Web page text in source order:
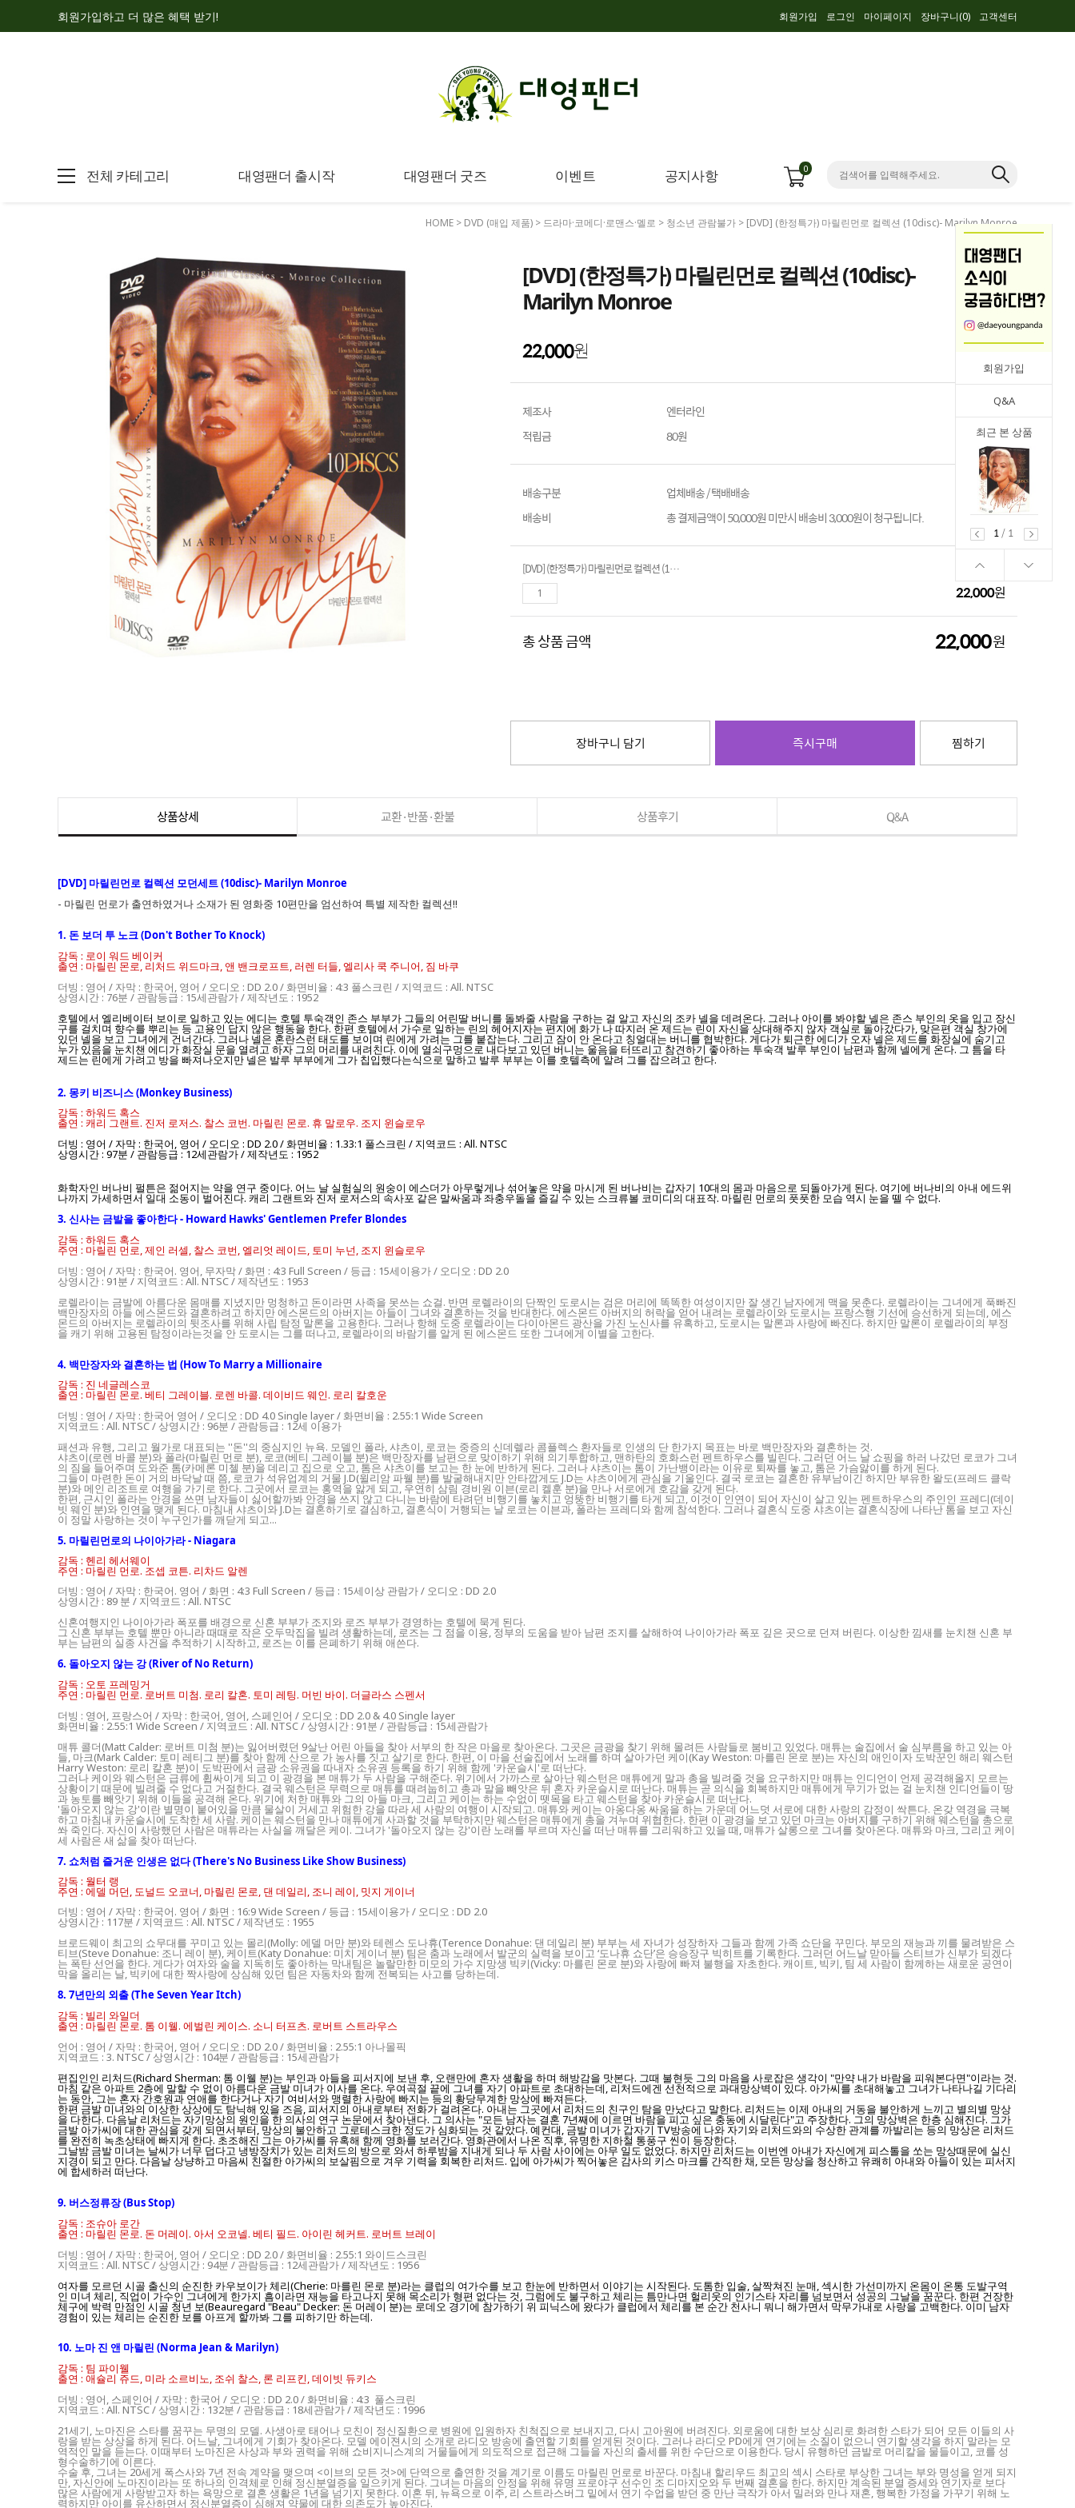
회원가입하고 더 많은 혜택 받기! 회원가입 로그인 마이페이지 장바구니(0) 고객센터
전체 카테고리 대영팬더 출시작 대영팬더 굿즈 이벤트 공지사항 0
회원가입
Q&A
최근 본 상품
1
/ 1
HOME > DVD (매입 제품) > 드라마·코메디·로맨스·멜로 > 청소년 관람불가 > [DVD] (한정특가) 마릴린먼로 컬렉션 (10disc)- Marilyn Monroe
[DVD] (한정특가) 마릴린먼로 컬렉션 (10disc)-
Marilyn Monroe
22,000원
제조사
엔터라인
적립금
80원
배송구분
업체배송 / 택배배송
배송비
총 결제금액이 50,000원 미만시 배송비 3,000원이 청구됩니다.
[DVD] (한정특가) 마릴린먼로 컬렉션 (10disc)- Marilyn Monroe
22,000원
총 상품 금액 22,000원
장바구니 담기 즉시구매 찜하기
상품상세 교환·반품·환불 상품후기 Q&A
[DVD] 마릴린먼로 컬렉션 모던세트 (10disc)- Marilyn Monroe
- 마릴린 먼로가 출연하였거나 소재가 된 영화중 10편만을 엄선하여 특별 제작한 컬렉션!!
1. 돈 보더 투 노크 (Don't Bother To Knock)
감독 : 로이 워드 베이커
출연 : 마릴린 몬로, 리처드 위드마크, 앤 밴크로프트, 러렌 터들, 엘리사 쿡 주니어, 짐 바쿠
더빙 : 영어 / 자막 : 한국어, 영어 / 오디오 : DD 2.0 / 화면비율 : 4:3 풀스크린 / 지역코드 : All. NTSC
상영시간 : 76분 / 관람등급 : 15세관람가 / 제작년도 : 1952
호텔에서 엘리베이터 보이로 일하고 있는 에디는 호텔 투숙객인 존스 부부가 그들의 어린딸 버니를 돌봐줄 사람을 구하는 걸 알고 자신의 조카 넬을 데려온다. 그러나 아이를 봐야할 넬은 존스 부인의 옷을 입고 장신
구를 걸치며 향수를 뿌리는 등 고용인 답지 않은 행동을 한다. 한편 호텔에서 가수로 일하는 린의 헤어지자는 편지에 화가 나 따지러 온 제드는 린이 자신을 상대해주지 않자 객실로 돌아갔다가, 맞은편 객실 창가에
있던 넬을 보고 그녀에게 건너간다. 그러나 넬은 혼란스런 태도를 보이며 린에게 가려는 그를 붙잡는다. 그리고 잠이 안 온다고 칭얼대는 버니를 협박한다. 게다가 퇴근한 에디가 오자 넬은 제드를 화장실에 숨기고
누가 있음을 눈치챈 에디가 화장실 문을 열려고 하자 그의 머리를 내려친다. 이에 열쇠구멍으로 내다보고 있던 버니는 울음을 터뜨리고 참견하기 좋아하는 투숙객 발루 부인이 남편과 함께 넬에게 온다. 그 틈을 타
제드는 린에게 가려고 방을 빠져나오지만 넬은 발루 부부에게 그가 칩입했다는식으로 말하고 발루 부부는 이를 호텔측에 알려 그를 잡으려고 한다.
2. 몽키 비즈니스 (Monkey Business)
감독 : 하워드 혹스
출연 : 캐리 그랜트. 진저 로저스. 찰스 코번. 마릴린 몬로. 휴 말로우. 조지 윈슬로우
더빙 : 영어 / 자막 : 한국어, 영어 / 오디오 : DD 2.0 / 화면비율 : 1.33:1 풀스크린 / 지역코드 : All. NTSC
상영시간 : 97분 / 관람등급 : 12세관람가 / 제작년도 : 1952
화학자인 버나비 펄튼은 젊어지는 약을 연구 중이다. 어느 날 실험실의 원숭이 에스더가 아무렇게나 섞어놓은 약을 마시게 된 버나비는 갑자기 10대의 몸과 마음으로 되돌아가게 된다. 여기에 버나비의 아내 에드위
나까지 가세하면서 일대 소동이 벌어진다. 캐리 그랜트와 진저 로저스의 속사포 같은 말싸움과 좌충우돌을 즐길 수 있는 스크류볼 코미디의 대표작. 마릴린 먼로의 풋풋한 모습 역시 눈을 뗄 수 없다.
3. 신사는 금발을 좋아한다 - Howard Hawks' Gentlemen Prefer Blondes
감독 : 하워드 혹스
주연 : 마릴린 먼로, 제인 러셀, 찰스 코번, 엘리엇 레이드, 토미 누넌, 조지 윈슬로우
더빙 : 영어 / 자막 : 한국어. 영어, 무자막 / 화면 : 4:3 Full Screen / 등급 : 15세이용가 / 오디오 : DD 2.0
상영시간 : 91분 / 지역코드 : All. NTSC / 제작년도 : 1953
로렐라이는 금발에 아름다운 몸매를 지녔지만 멍청하고 돈이라면 사족을 못쓰는 쇼걸. 반면 로렐라이의 단짝인 도로시는 검은 머리에 똑똑한 여성이지만 잘 생긴 남자에게 맥을 못춘다. 로렐라이는 그녀에게 푹빠진
백만장자의 아들 에스몬드와 결혼하려고 하지만 에스몬드의 아버지는 아들이 그녀와 결혼하는 것을 반대한다. 에스몬드 아버지의 허락을 얻어 내려는 로렐라이와 도로시는 프랑스행 기선에 승선하게 되는데, 에스
몬드의 아버지는 로렐라이의 뒷조사를 위해 사립 탐정 말론을 고용한다. 그러나 항해 도중 로렐라이는 다이아몬드 광산을 가진 노신사를 유혹하고, 도로시는 말론과 사랑에 빠진다. 하지만 말론이 로렐라이의 부정
을 캐기 위해 고용된 탐정이라는것을 안 도로시는 그를 떠나고, 로렐라이의 바람기를 알게 된 에스몬드 또한 그녀에게 이별을 고한다.
4. 백만장자와 결혼하는 법 (How To Marry a Millionaire
감독 : 진 네글레스코
출연 : 마릴린 몬로. 베티 그레이블. 로렌 바콜. 데이비드 웨인. 로리 칼호운
더빙 : 영어 / 자막 : 한국어 영어 / 오디오 : DD 4.0 Single layer / 화면비율 : 2.55:1 Wide Screen
지역코드 : All. NTSC / 상영시간 : 96분 / 관람등급 : 12세 이용가
패션과 유행, 그리고 월가로 대표되는 ''돈''의 중심지인 뉴욕. 모델인 폴라, 샤츠이, 로코는 중증의 신데렐라 콤플렉스 환자들로 인생의 단 한가지 목표는 바로 백만장자와 결혼하는 것.
샤츠이(로렌 바콜 분)와 폴라(마릴린 먼로 분), 로코(베티 그레이블 분)은 백만장자를 남편으로 맞이하기 위해 의기투합하고, 맨하탄의 호화스런 펜트하우스를 빌린다. 그러던 어느 날 쇼핑을 하러 나갔던 로코가 그녀
의 짐을 들어주며 도와준 톰(카메론 미첼 분)을 데리고 집으로 오고, 톰은 샤츠이를 보고는 한 눈에 반하게 된다. 그러나 샤츠이는 톰이 가난뱅이라는 이유로 퇴짜를 놓고, 톰은 가슴앓이를 하게 된다.
그들이 마련한 돈이 거의 바닥날 때 쯤, 로코가 석유업계의 거물 J.D(윌리암 파웰 분)를 발굴해내지만 안타깝게도 J.D는 샤츠이에게 관심을 기울인다. 결국 로코는 결혼한 유부남이긴 하지만 부유한 왈도(프레드 클락
분)와 메인 리조트로 여행을 가기로 한다. 그곳에서 로코는 홍역을 앓게 되고, 우연히 삼림 경비원 이븐(로리 켈훈 분)을 만나 서로에게 호감을 갖게 된다.
한편, 근시인 폴라는 안경을 쓰면 남자들이 싫어할까봐 안경을 쓰지 않고 다니는 바람에 타려던 비행기를 놓치고 엉뚱한 비행기를 타게 되고, 이것이 인연이 되어 자신이 살고 있는 펜트하우스의 주인인 프레디(데이
빗 웨인 분)와 인연을 맺게 된다. 마침내 샤츠이와 J.D는 결혼하기로 결심하고, 결혼식이 거행되는 날 로코는 이븐과, 폴라는 프레디와 함께 참석한다. 그러나 결혼식 도중 샤츠이는 결혼식장에 나타난 톰을 보고 자신
이 정말 사랑하는 것이 누구인가를 깨닫게 되고...
5. 마릴린먼로의 나이아가라 - Niagara
감독 : 헨리 헤서웨이
주연 : 마릴린 먼로. 조셉 코튼. 리차드 알렌
더빙 : 영어 / 자막 : 한국어. 영어 / 화면 : 4:3 Full Screen / 등급 : 15세이상 관람가 / 오디오 : DD 2.0
상영시간 : 89 분 / 지역코드 : All. NTSC
신혼여행지인 나이아가라 폭포를 배경으로 신혼 부부가 조지와 로즈 부부가 경영하는 호텔에 묵게 된다.
그 신혼 부부는 호텔 뿐만 아니라 때때로 작은 오두막집을 빌려 생활하는데, 로즈는 그 점을 이용, 정부의 도움을 받아 남편 조지를 살해하여 나이아가라 폭포 깊은 곳으로 던져 버린다. 이상한 낌새를 눈치챈 신혼 부
부는 남편의 실종 사건을 추적하기 시작하고, 로즈는 이를 은폐하기 위해 애쓴다.
6. 돌아오지 않는 강 (River of No Return)
감독 : 오토 프레밍거
주연 : 마릴린 먼로. 로버트 미첨. 로리 칼혼. 토미 레팅. 머빈 바이. 더글라스 스펜서
더빙 : 영어, 프랑스어 / 자막 : 한국어, 영어, 스페인어 / 오디오 : DD 2.0 & 4.0 Single layer
화면비율 : 2.55:1 Wide Screen / 지역코드 : All. NTSC / 상영시간 : 91분 / 관람등급 : 15세관람가
매튜 콜더(Matt Calder: 로버트 미첨 분)는 잃어버렸던 9살난 어린 아들을 찾아 서부의 한 작은 마을로 찾아온다. 그곳은 금광을 찾기 위해 몰려든 사람들로 붐비고 있었다. 매튜는 술집에서 술 심부름을 하고 있는 아
들, 마크(Mark Calder: 토미 레티그 분)를 찾아 함께 산으로 가 농사를 짓고 살기로 한다. 한편, 이 마을 선술집에서 노래를 하며 살아가던 케이(Kay Weston: 마를린 몬로 분)는 자신의 애인이자 도박꾼인 해리 웨스턴
Harry Weston: 로리 칼혼 분)이 도박판에서 금광 소유권을 따내자 소유권 등록을 하기 위해 함께 '카운슬시'로 떠난다.
그러나 케이와 웨스턴은 급류에 휩싸이게 되고 이 광경을 본 매튜가 두 사람을 구해준다. 위기에서 가까스로 살아난 웨스턴은 매튜에게 말과 총을 빌려줄 것을 요구하지만 매튜는 인디언이 언제 공격해올지 모르는
상황이기 때문에 빌려줄 수 없다고 거절한다. 결국 웨스턴은 무력으로 매튜를 때려눕히고 총과 말을 빼앗은 뒤 혼자 카운슬시로 떠난다. 매튜는 곧 의식을 회복하지만 매튜에게 무기가 없는 걸 눈치챈 인디언들이 땅
과 농토를 빼앗기 위해 이들을 공격해 온다. 위기에 처한 매튜와 그의 아들 마크, 그리고 케이는 하는 수없이 뗏목을 타고 웨스턴을 찾아 카운슬시로 떠난다.
'돌아오지 않는 강'이란 별명이 붙어있을 만큼 물살이 거세고 위험한 강을 따라 세 사람의 여행이 시작되고. 매튜와 케이는 아옹다옹 싸움을 하는 가운데 어느덧 서로에 대한 사랑의 감정이 싹튼다. 온갖 역경을 극복
하고 마침내 카운슬시에 도착한 세 사람. 케이는 웨스턴을 만나 매튜에게 사과할 것을 부탁하지만 웨스턴은 매튜에게 총을 겨누며 위협한다. 한편 이 광경을 보고 있던 마크는 아버지를 구하기 위해 웨스턴을 총으로
쏴 죽인다. 자신이 사랑했던 사람은 매튜라는 사실을 깨달은 케이. 그녀가 '돌아오지 않는 강'이란 노래를 부르며 자신을 떠난 매튜를 그리워하고 있을 때, 매튜가 살롱으로 그녀를 찾아온다. 매튜와 마크, 그리고 케이
세 사람은 새 삶을 찾아 떠난다.
7. 쇼처럼 즐거운 인생은 없다 (There's No Business Like Show Business)
감독 : 월터 랭
주연 : 에델 머던, 도널드 오코너, 마릴린 몬로, 댄 데일리, 조니 레이, 밋지 게이너
더빙 : 영어 / 자막 : 한국어. 영어 / 화면 : 16:9 Wide Screen / 등급 : 15세이용가 / 오디오 : DD 2.0
상영시간 : 117분 / 지역코드 : All. NTSC / 제작년도 : 1955
브로드웨이 최고의 쇼무대를 꾸미고 있는 몰리(Molly: 에델 머만 분)와 테렌스 도나휴(Terence Donahue: 댄 데일리 분) 부부는 세 자녀가 성장하자 그들과 함께 가족 쇼단을 꾸민다. 부모의 재능과 끼를 물려받은 스
티브(Steve Donahue: 조니 레이 분), 케이트(Katy Donahue: 미치 게이너 분) 팀은 춤과 노래에서 발군의 실력을 보이고 ‘도나휴 쇼단’은 승승장구 빅히트를 기록한다. 그러던 어느날 맏아들 스티브가 신부가 되겠다
는 폭탄 선언을 한다. 게다가 여자와 술을 지독히도 좋아하는 막내팀은 놀랄만한 미모의 가수 지망생 빅키(Vicky: 마를린 몬로 분)와 사랑에 빠져 불행을 자초한다. 캐이트, 빅키, 팀 세 사람이 함께하는 새로운 공연이
막을 올리는 날, 빅키에 대한 짝사랑에 상심해 있던 팀은 자동차와 함께 전복되는 사고를 당하는데.
8. 7년만의 외출 (The Seven Year Itch)
감독 : 빌리 와일더
출연 : 마릴린 몬로. 톰 이웰. 에벌린 케이스. 소니 터프츠. 로버트 스트라우스
언어 : 영어 / 자막 : 한국어, 영어 / 오디오 : DD 2.0 / 화면비율 : 2.55:1 아나몰픽
지역코드 : 3. NTSC / 상영시간 : 104분 / 관람등급 : 15세관람가
편집인인 리처드(Richard Sherman: 톰 이웰 분)는 부인과 아들을 피서지에 보낸 후, 오랜만에 혼자 생활을 하며 해방감을 맛본다. 그때 불현듯 그의 마음을 사로잡은 생각이 "만약 내가 바람을 피워본다면"이라는 것.
마침 같은 아파트 2층에 말할 수 없이 아름다운 금발 미녀가 이사를 온다. 우여곡절 끝에 그녀를 자기 아파트로 초대하는데, 리처드에겐 선천적으로 과대망상벽이 있다. 아가씨를 초대해놓고 그녀가 나타나길 기다리
는 동안, 그는 혼자 간호원과 연애를 한다거나 자기 여비서와 맹렬한 사랑에 빠지는 등의 황당무계한 망상에 빠져든다.
한편 금발 미녀와의 이상한 상상에도 탐닉해 있을 즈음, 피서지의 아내로부터 전화가 걸려온다. 아내는 그곳에서 리처드의 친구인 탐을 만났다고 말한다. 리처드는 이제 아내의 거동을 불안하게 느끼고 별의별 망상
을 다한다. 다음날 리처드는 자기망상의 원인을 한 의사의 연구 논문에서 찾아낸다. 그 의사는 "모든 남자는 결혼 7년째에 이르면 바람을 피고 싶은 충동에 시달린다"고 주장한다. 그의 망상벽은 한층 심해진다. 그가
금발 아가씨에 대한 관심을 갖게 되면서부터, 망상의 불안하고 그로테스크한 정도가 심화되는 것 같았다. 예컨대, 금발 미녀가 갑자기 TV방송에 나와 자기와 리처드와의 수상한 관계를 까발리는 등의 망상은 리처드
를 완전히 녹초상태에 빠지게 한다. 초조해진 그는 아가씨를 유혹해 함께 영화를 보러간다. 영화관에서 나온 직후, 유명한 지하철 통풍구 씬이 등장한다.
그날밤 금발 미녀는 날씨가 너무 덥다고 냉방장치가 있는 리처드의 방으로 와서 하루밤을 지내게 되나 두 사람 사이에는 아무 일도 없었다. 하지만 리처드는 이번엔 아내가 자신에게 피스톨을 쏘는 망상때문에 실신
지경이 되고 만다. 다음날 상냥하고 마음씨 친절한 아가씨의 보살핌으로 겨우 기력을 회복한 리처드. 입에 아가씨가 찍어놓은 감사의 키스 마크를 간직한 채, 모든 망상을 청산하고 유쾌히 아내와 아들이 있는 피서지
에 합세하러 떠난다.
9. 버스정류장 (Bus Stop)
감독 : 조슈아 로간
출연 : 마릴린 몬로. 돈 머레이. 아서 오코넬. 베티 필드. 아이린 헤커트. 로버트 브레이
더빙 : 영어 / 자막 : 한국어, 영어 / 오디오 : DD 2.0 / 화면비율 : 2.55:1 와이드스크린
지역코드 : All. NTSC / 상영시간 : 94분 / 관람등급 : 12세관람가 / 제작년도 : 1956
여자를 모르던 시골 출신의 순진한 카우보이가 체리(Cherie: 마를린 몬로 분)라는 클럽의 여가수를 보고 한눈에 반하면서 이야기는 시작된다. 도톰한 입술, 살짝쳐진 눈매, 섹시한 가선미까지 온몸이 온통 도발구역
인 미녀 체리, 직업이 가수인 그녀에게 한가지 흠이라면 재능을 타고나지 못해 목소리가 형편 없다는 것, 그럼에도 불구하고 체리는 틈만나면 헐리웃의 인기스타 자리를 넘보면서 성공의 그날을 꿈꾼다. 한편 건장한
체구에 박력 만점인 시골 청년 보(Beauregard "Beau" Decker: 돈 머레이 분)는 로데오 경기에 참가하기 위 피닉스에 왔다가 클럽에서 체리를 본 순간 천사니 뭐니 해가면서 막무가내로 사랑을 고백한다. 이미 남자
경험이 있는 체리는 순진한 보를 아프게 할까봐 그를 피하기만 하는데.
10. 노마 진 앤 마릴린 (Norma Jean & Marilyn)
감독 : 팀 파이웰
출연 : 애슐리 쥬드, 미라 소르비노, 조쉬 찰스, 론 리프킨, 데이빗 듀키스
더빙 : 영어, 스페인어 / 자막 : 한국어 / 오디오 : DD 2.0 / 화면비율 : 4:3 풀스크린
지역코드 : All. NTSC / 상영시간 : 132분 / 관람등급 : 18세관람가 / 제작년도 : 1996
21세기, 노마진은 스타를 꿈꾸는 무명의 모델. 사생아로 태어나 모친이 정신질환으로 병원에 입원하자 친척집으로 보내지고, 다시 고아원에 버려진다. 외로움에 대한 보상 심리로 화려한 스타가 되어 모든 이들의 사
랑을 받는 상상을 하게 된다. 어느날, 그녀에게 기회가 찾아온다. 모델 에이젼시의 소개로 라디오 방송에 출연할 기회를 얻게된 것이다. 그러나 라디오 PD에게 연기에는 소질이 없으니 연기할 생각을 하지 말라는 모
역적인 말을 듣는다. 이때부터 노마진은 사상과 부와 권력을 위해 쇼비지니스계의 거물들에게 의도적으로 접근해 그들을 자신의 출세를 위한 수단으로 이용한다. 당시 유행하던 금발로 머리칼을 물들이고, 코를 성
형수술하기에 이른다.
수술 후, 그녀는 20세게 폭스사와 7년 전속 계약을 맺으며 <이브의 모든 것>에 단역으로 출연한 것을 계기로 이름도 마릴린 먼로로 바꾼다. 마침내 할리우드 최고의 섹시 스타로 부상한 그녀는 부와 명성을 얻게 되지
만, 자신안에 노마진이라는 또 하나의 인격체로 인해 정신분열증을 일으키게 된다. 그녀는 마음의 안정을 위해 유명 프로야구 선수인 조 디마지오와 두 번째 결혼을 한다. 하지만 계속된 분열 증세와 연기자로 보다
많은 사람에게 사랑받고자 하는 욕망으로 결혼 생활은 1년을 넘기지 못한다. 이혼 뒤, 뉴욕으로 이주, 리 스트라스버그 밑에서 연기 수업을 받던 중 만난 극작가 아서 밀러와 만나 재혼, 행복한 가정을 가꾸기 위해 노
력하지만 아이를 유산하면서 정신분열증이 심해져 약물에 대한 의존도가 높아진다.